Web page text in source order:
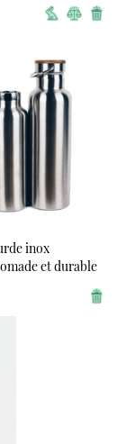
inox
et durable